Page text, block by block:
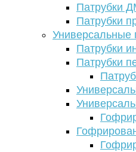
Патрубки
Патрубки
Универсальные
Патрубки
Патрубки